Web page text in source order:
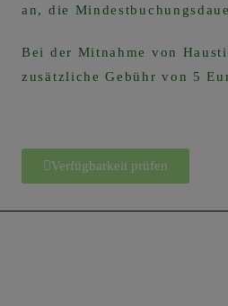
an, die
Bei der Mitnahme von
zusätzliche Gebühr von 5
Verfügbarkeit prüfen